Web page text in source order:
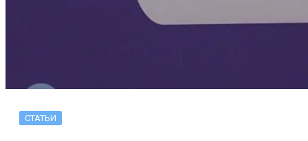
СТАТЬИ